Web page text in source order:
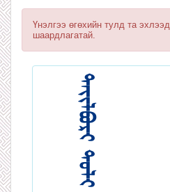
Үнэлгээ өгөхийн тулд та эхлээд
шаардлагатай.